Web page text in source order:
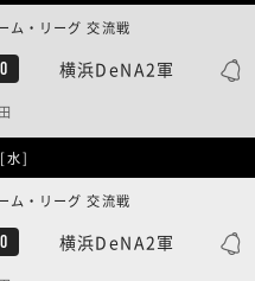
横浜DeNA2軍
・リーグ 交流戦
[水]
横浜DeNA2軍
・リーグ 交流戦